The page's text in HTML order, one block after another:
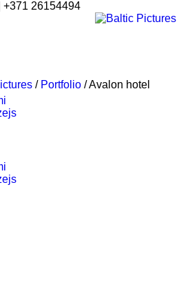
| +371 26154494
/ Portfolio /Avalon hotel